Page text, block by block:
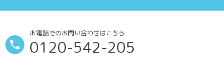
お電話でのお問い合わせはこちら
0120-542-205